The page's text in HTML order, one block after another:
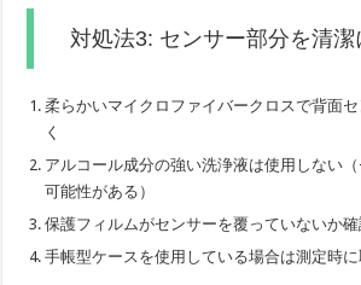
対処法3: センサー部分を清潔
柔らかいマイクロファイバークロスで背面
く
アルコール成分の強い洗浄液は使用しない
可能性がある）
保護フィルムがセンサーを覆っていないか
手帳型ケースを使用している場合は測定時